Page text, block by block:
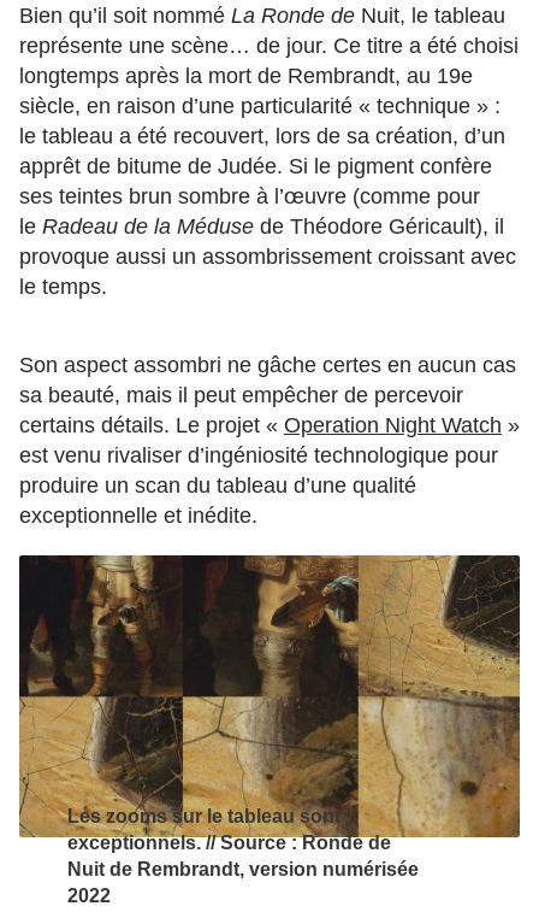
Bien qu’il soit nommé La Ronde de Nuit, le tableau
représente une scène… de jour. Ce titre a été choisi
longtemps après la mort de Rembrandt, au 19e
siècle, en raison d’une particularité « technique » :
le tableau a été recouvert, lors de sa création, d’un
apprêt de bitume de Judée. Si le pigment confère
ses teintes brun sombre à l’œuvre (comme pour
le Radeau de la Méduse de Théodore Géricault), il
provoque aussi un assombrissement croissant avec
le temps.
Son aspect assombri ne gâche certes en aucun cas
sa beauté, mais il peut empêcher de percevoir
certains détails. Le projet « Operation Night Watch »
est venu rivaliser d’ingéniosité technologique pour
produire un scan du tableau d’une qualité
exceptionnelle et inédite.
Les zooms sur le tableau sont
exceptionnels. // Source : Ronde de
Nuit de Rembrandt, version numérisée
2022